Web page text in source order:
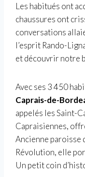
Les habitués ont
chaussures ont
conversations
l’esprit Rando-
et découvrir notre
Avec ses 3 450
Caprais-de-
appelés les Saint-
Capraisiennes,
Ancienne paroisse
Révolution, elle
Un petit coin